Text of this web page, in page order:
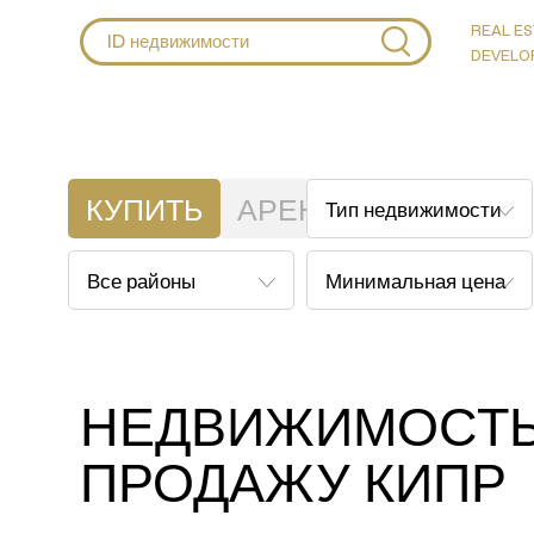
REAL
КУПИТЬ АРЕНДА
ПРОДАЖУ КИПР